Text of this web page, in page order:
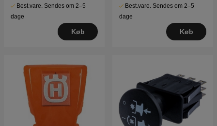
Best.vare. Sendes om 2–5
dage
Køb
Best.vare. Sendes om 2–5
dage
Køb